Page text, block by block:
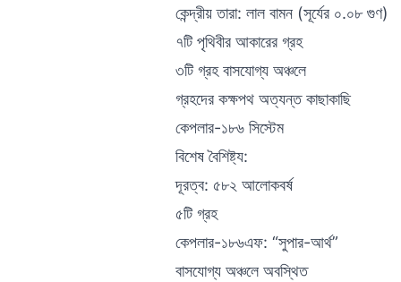
কেন্দ্রীয় তারা: লাল বামন (সূর্যের ০.০৮ গুণ)
৭টি পৃথিবীর আকারের গ্রহ
৩টি গ্রহ বাসযোগ্য অঞ্চলে
গ্রহদের কক্ষপথ অত্যন্ত কাছাকাছি
কেপলার-১৮৬ সিস্টেম
বিশেষ বৈশিষ্ট্য:
দূরত্ব: ৫৮২ আলোকবর্ষ
৫টি গ্রহ
কেপলার-১৮৬এফ: “সুপার-আর্থ”
বাসযোগ্য অঞ্চলে অবস্থিত